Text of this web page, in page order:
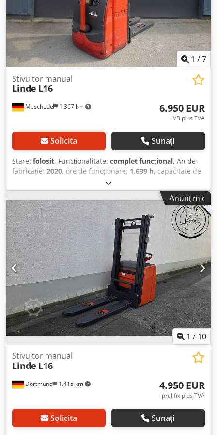
1 /7
Meschede 1.367 km
Stivuitor manual
Linde L16
6.950 EUR
VB plus TVA
Solicita Sunați
Stare: folosit, Funcționalitate: complet funcțional, An de
fabricație: 2020, ore de funcționare: 1.639 h, capacitate de
, înălțime de ridicare:
ridicare liberă:1.500 mm, tip combustibil:electric, tip
catarg:duplex, lungimea furcii:1.200 mm, tip de
transmisie:Elektro, Transpalet cu ridicare înaltă Punct de
greutate: 600 Tip catarg: Duplex Stare: Gata de utilizare și
complet funcțional Stare tehnică: bună Baterie Voltaj: 24V
Tip baterie: PzS An fabricație baterie: 2020 Dcodpfx Ansy
Tzrnogjk 3 roți,
Anunț mic
1 / 10
Dortmund 1.418 km
Stivuitor manual
Linde L16
4.950 EUR
preț fix plus TVA
Solicita Sunați